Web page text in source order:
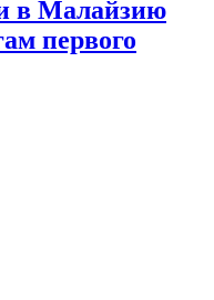
в Малайзию
первого